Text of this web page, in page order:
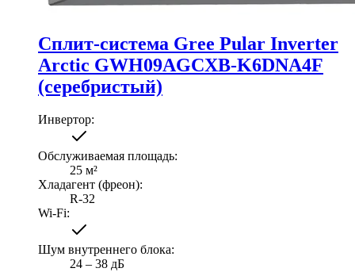
Сплит-система Gree Pular Inverter
Arctic GWH09AGCXB-K6DNA4F
(серебристый)
Инвертор:
Обслуживаемая площадь:
25 м²
Хладагент (фреон):
R-32
Wi-Fi:
Шум внутреннего блока:
24 ‒ 38 дБ